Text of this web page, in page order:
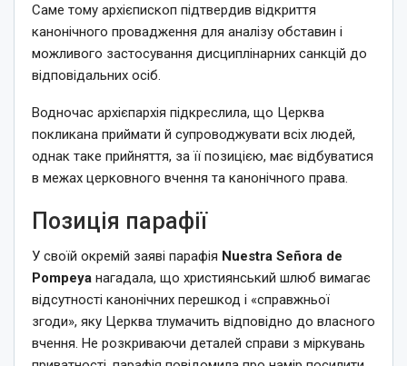
Саме тому архієпископ підтвердив відкриття
канонічного провадження для аналізу обставин і
можливого застосування дисциплінарних санкцій до
відповідальних осіб.
Водночас архієпархія підкреслила, що Церква
покликана приймати й супроводжувати всіх людей,
однак таке прийняття, за її позицією, має відбуватися
в межах церковного вчення та канонічного права.
Позиція парафії
У своїй окремій заяві парафія Nuestra Señora de
Pompeya нагадала, що християнський шлюб вимагає
відсутності канонічних перешкод і «справжньої
згоди», яку Церква тлумачить відповідно до власного
вчення. Не розкриваючи деталей справи з міркувань